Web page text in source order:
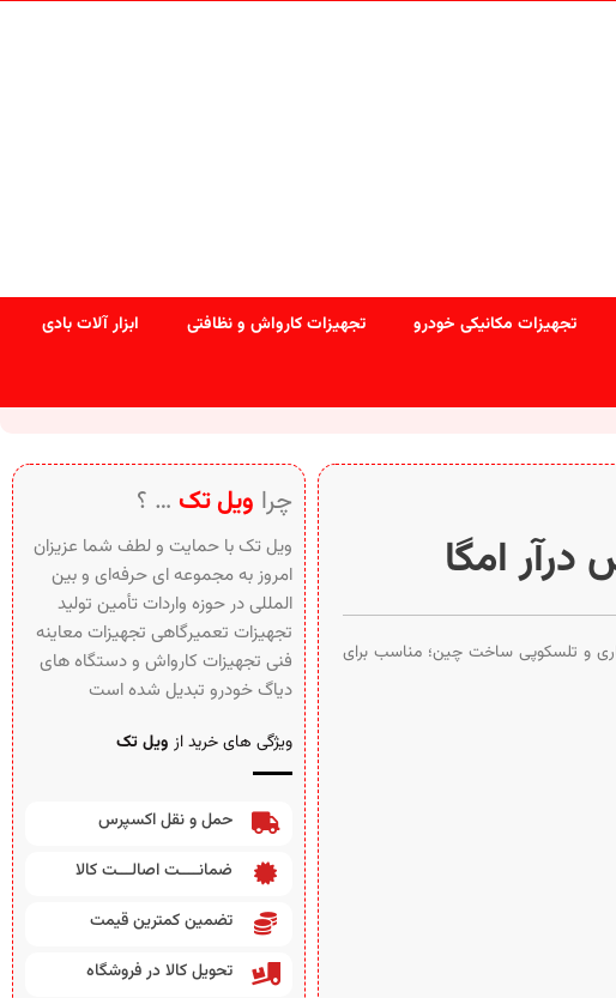
تجهیزات مکانیکی خودرو تجهیزات کارواش و نظافتی ابزار آلات بادی
امگا
و تلسکوپی ساخت چین؛ مناسب برای
چرا ویل تک … ؟
ویل تک با حمایت و لطف شما عزیزان
امروز به مجموعه ای حرفه‌ای و بین‌
المللی در حوزه واردات تأمین تولید
تجهیزات تعمیرگاهی تجهیزات معاینه
فنی تجهیزات کارواش و دستگاه های
دیاگ خودرو تبدیل شده است
ویژگی های خرید از ویل تک
حمل و نقل اکسپرس
ضمانــــت اصالـــت کالا
تضمین کمترین قیمت
تحویل کالا در فروشگاه